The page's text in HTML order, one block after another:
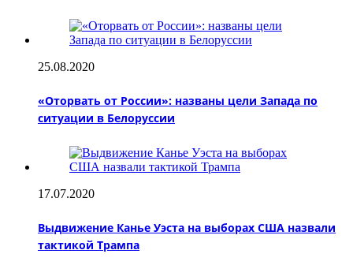
25.08.2020
«Оторвать от России»: названы цели Запада по
ситуации в Белоруссии
17.07.2020
Выдвижение Канье Уэста на выборах США назвали
тактикой Трампа